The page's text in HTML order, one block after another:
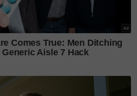
shalihah, terima kasih ya
sakitnya, capeknya.